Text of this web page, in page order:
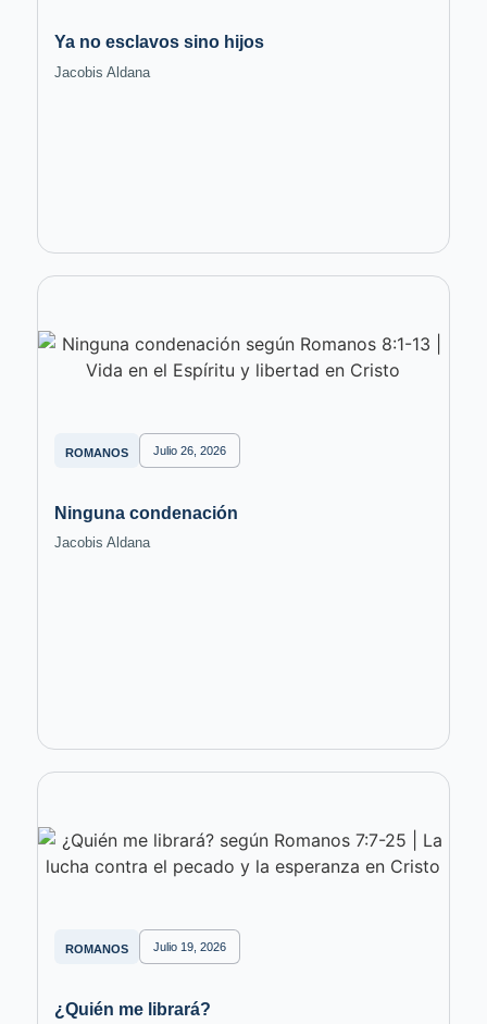
Ya no esclavos sino hijos
Jacobis Aldana
ROMANOS Julio 26, 2026
Ninguna condenación
Jacobis Aldana
ROMANOS Julio 19, 2026
¿Quién me librará?